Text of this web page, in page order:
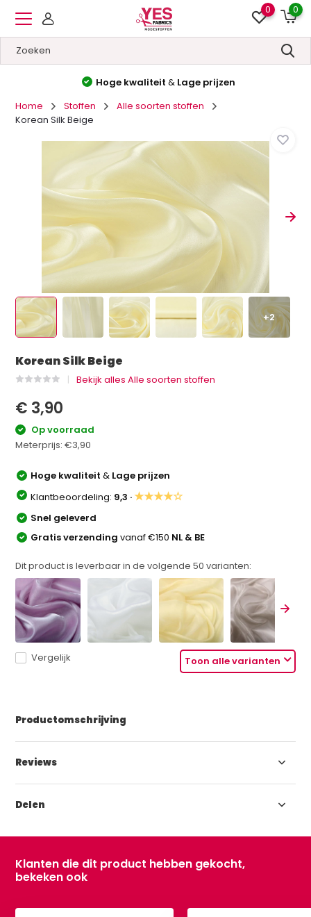
0 0
Hoge kwaliteit&Lage prijzen
Home
Stoffen
Alle soorten stoffen
Korean Silk Beige
+2
Korean Silk Beige
Bekijk alles Alle soorten stoffen
€ 3,90
Op voorraad
Meterprijs:€3,90
Hoge kwaliteit& Lage prijzen
Klantbeoordeling: 9,3 ·★★★★☆
Snel geleverd
Gratis verzendingvanaf €150 NL & BE
Dit product is leverbaar in de volgende50 varianten:
Toon alle varianten
Vergelijk
Productomschrijving
Reviews
Delen
Klanten die dit product hebben gekocht,
bekeken ook